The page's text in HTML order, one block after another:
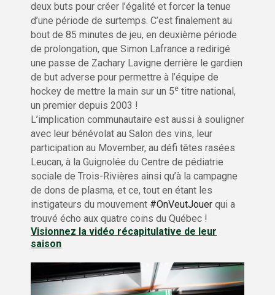
deux buts pour créer l’égalité et forcer la tenue
d’une période de surtemps. C’est finalement au
bout de 85 minutes de jeu, en deuxième période
de prolongation, que Simon Lafrance a redirigé
une passe de Zachary Lavigne derrière le gardien
de but adverse pour permettre à l’équipe de
hockey de mettre la main sur un 5e titre national,
un premier depuis 2003 !
L’implication communautaire est aussi à souligner
avec leur bénévolat au Salon des vins, leur
participation au Movember, au défi têtes rasées
Leucan, à la Guignolée du Centre de pédiatrie
sociale de Trois-Rivières ainsi qu’à la campagne
de dons de plasma, et ce, tout en étant les
instigateurs du mouvement #OnVeutJouer qui a
trouvé écho aux quatre coins du Québec !
Visionnez la vidéo récapitulative de leur
saison